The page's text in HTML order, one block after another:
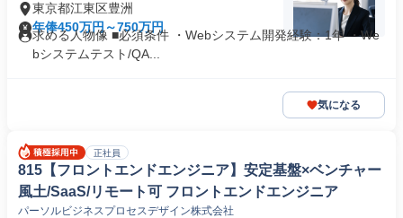
東京都江東区豊洲
年俸450万円～750万円
求める人物像 ■必須条件 ・Webシステム開発経験：1年 ・We
bシステムテスト/QA...
気になる
正社員
815【フロントエンドエンジニア】安定基盤×ベンチャー
風土/SaaS/リモート可 フロントエンドエンジニア
パーソルビジネスプロセスデザイン株式会社